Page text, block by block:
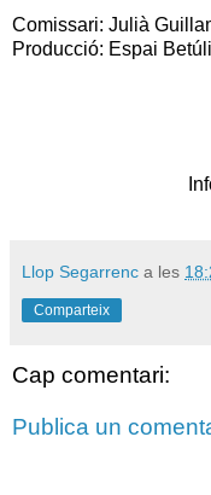
Comissari: Julià
Producció: Espai
Llop Segarrenc a les
Comparteix
Cap comentari:
Publica un